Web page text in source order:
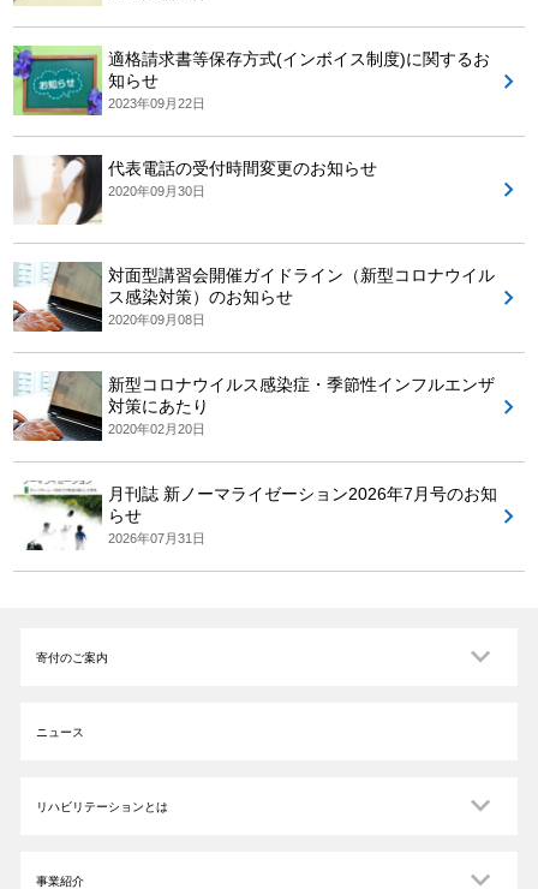
適格請求書等保存方式(インボイス制度)に関するお
知らせ
2023年09月22日
代表電話の受付時間変更のお知らせ
2020年09月30日
対面型講習会開催ガイドライン（新型コロナウイル
ス感染対策）のお知らせ
2020年09月08日
新型コロナウイルス感染症・季節性インフルエンザ
対策にあたり
2020年02月20日
月刊誌 新ノーマライゼーション2026年7月号のお知
らせ
2026年07月31日
寄付のご案内
ニュース
リハビリテーションとは
事業紹介